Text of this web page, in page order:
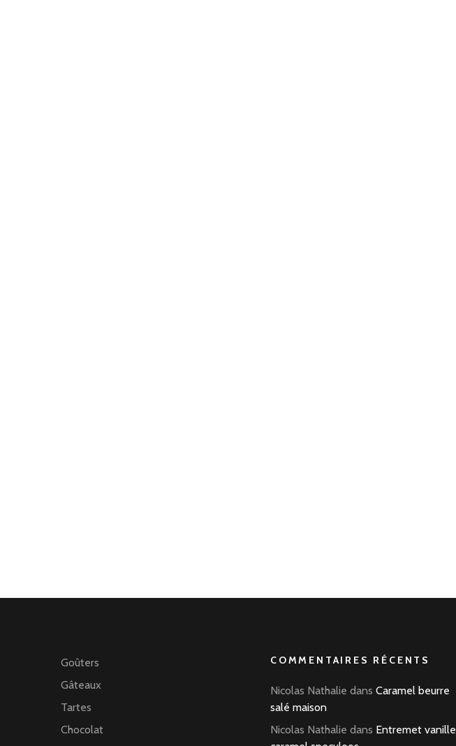
Goûters
Gâteaux
Tartes
Chocolat
COMMENTAIRES RÉCENTS
Nicolas Nathalie dans Caramel beurre
salé maison
Nicolas Nathalie dans Entremet vanille